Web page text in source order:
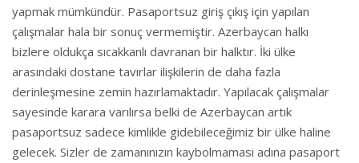
yapmak mümkündür. Pasaportsuz giriş çıkış için yapılan
çalışmalar hala bir sonuç vermemiştir. Azerbaycan halkı
bizlere oldukça sıcakkanlı davranan bir halktır. İki ülke
arasındaki dostane tavırlar ilişkilerin de daha fazla
derinleşmesine zemin hazırlamaktadır. Yapılacak çalışmalar
sayesinde karara varılırsa belki de Azerbaycan artık
pasaportsuz sadece kimlikle gidebileceğimiz bir ülke haline
gelecek. Sizler de zamanınızın kaybolmaması adına pasaport